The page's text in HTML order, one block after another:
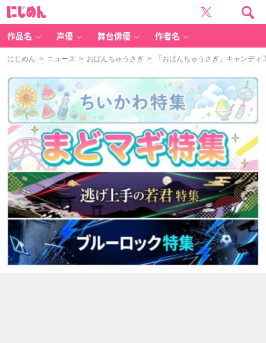
作品名 声優 舞台俳優 作者名
にじめん > ニュース > おぱんちゅうさぎ > 「おぱんちゅうさぎ」キャンディ